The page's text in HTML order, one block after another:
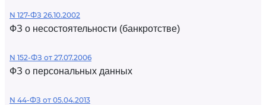
N 127-ФЗ 26.10.2002
ФЗ о несостоятельности (банкротстве)
N 152-ФЗ от 27.07.2006
ФЗ о персональных данных
N 44-ФЗ от 05.04.2013